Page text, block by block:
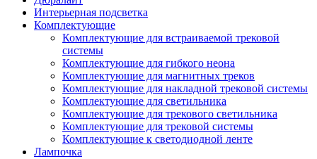
Интерьерная подсветка
Комплектующие
Комплектующие для встраиваемой трековой
системы
Комплектующие для гибкого неона
Комплектующие для магнитных треков
Комплектующие для накладной трековой системы
Комплектующие для светильника
Комплектующие для трекового светильника
Комплектующие для трековой системы
Комплектующие к светодиодной ленте
Лампочка